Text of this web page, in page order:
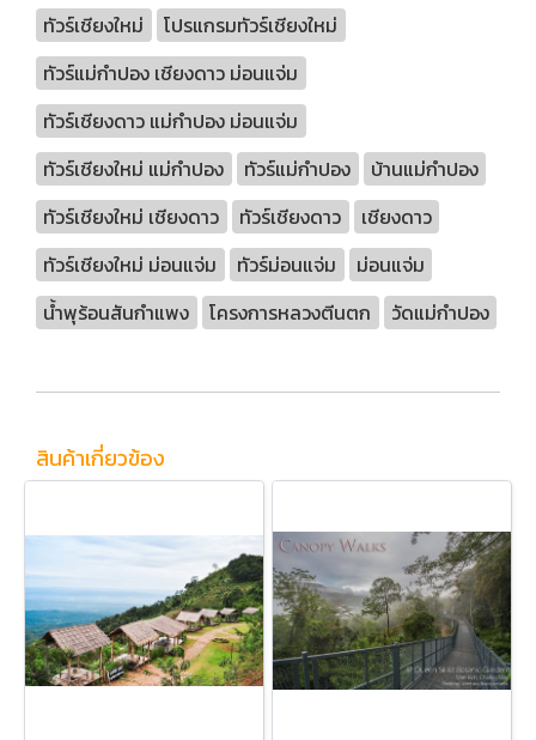
ทัวร์เชียงใหม่
โปรแกรมทัวร์เชียงใหม่
ทัวร์แม่กำปอง เชียงดาว ม่อนแจ่ม
ทัวร์เชียงดาว แม่กำปอง ม่อนแจ่ม
ทัวร์เชียงใหม่ แม่กำปอง
ทัวร์แม่กำปอง
บ้านแม่กำปอง
ทัวร์เชียงใหม่ เชียงดาว
ทัวร์เชียงดาว
เชียงดาว
ทัวร์เชียงใหม่ ม่อนแจ่ม
ทัวร์ม่อนแจ่ม
ม่อนแจ่ม
น้ำพุร้อนสันกำแพง
โครงการหลวงตีนตก วัดแม่กำปอง
สินค้าเกี่ยวข้อง